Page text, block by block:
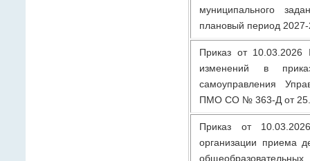
муниципального
плановый период 2027-
Приказ от
изменений в
самоуправления
ПМО СО № 363-Д от
Приказ от
организации приема